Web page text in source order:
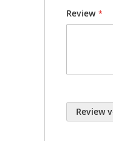
Review
Review